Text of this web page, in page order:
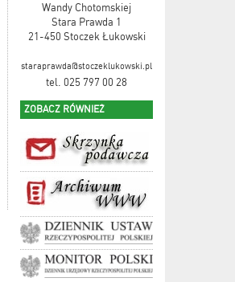
Wandy Chotomskiej
Stara Prawda 1
21-450 Stoczek Łukowski
staraprawda@stoczeklukowski.pl
tel. 025 797 00 28
ZOBACZ RÓWNIEŻ